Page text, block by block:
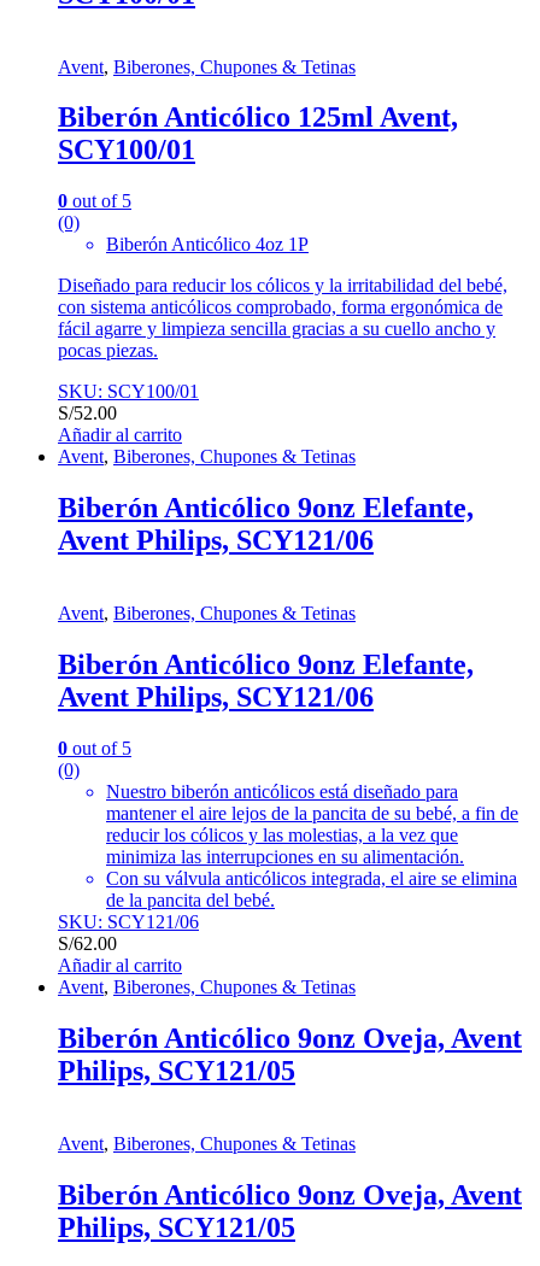
Avent, Biberones, Chupones & Tetinas
Biberón Anticólico 125ml Avent,
SCY100/01
0 out of 5
(0)
Biberón Anticólico 4oz 1P
Diseñado para reducir los cólicos y la irritabilidad del bebé,
con sistema anticólicos comprobado, forma ergonómica de
fácil agarre y limpieza sencilla gracias a su cuello ancho y
pocas piezas.
SKU: SCY100/01
S/52.00
Añadir al carrito
Avent, Biberones, Chupones & Tetinas
Biberón Anticólico 9onz Elefante,
Avent Philips, SCY121/06
Avent, Biberones, Chupones & Tetinas
Biberón Anticólico 9onz Elefante,
Avent Philips, SCY121/06
0 out of 5
(0)
Nuestro biberón anticólicos está diseñado para
mantener el aire lejos de la pancita de su bebé, a fin de
reducir los cólicos y las molestias, a la vez que
minimiza las interrupciones en su alimentación.
Con su válvula anticólicos integrada, el aire se elimina
de la pancita del bebé.
SKU: SCY121/06
S/62.00
Añadir al carrito
Avent, Biberones, Chupones & Tetinas
Biberón Anticólico 9onz Oveja, Avent
Philips, SCY121/05
Avent, Biberones, Chupones & Tetinas
Biberón Anticólico 9onz Oveja, Avent
Philips, SCY121/05